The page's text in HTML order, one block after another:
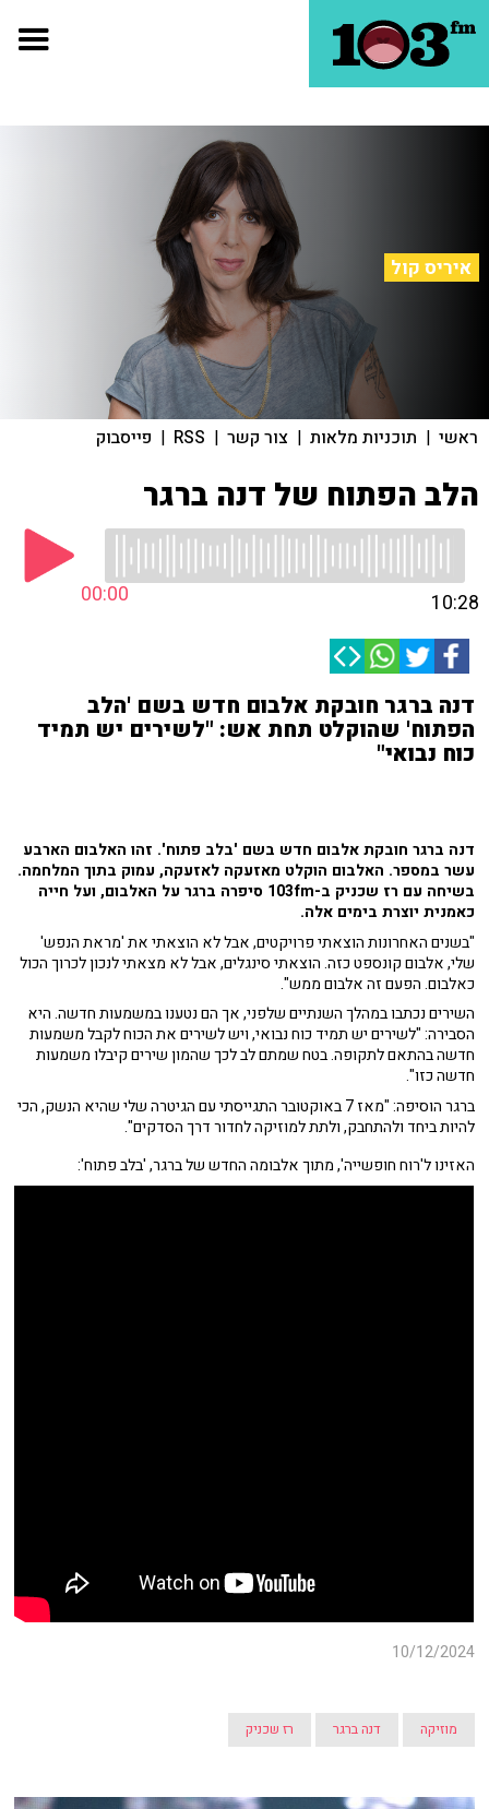
איריס קול
ראשי | תוכניות מלאות | צור קשר |
RSS
| פייסבוק
הלב הפתוח של דנה ברגר
00:00 10:28
דנה ברגר חובקת אלבום חדש בשם 'הלב
הפתוח' שהוקלט תחת אש: "לשירים יש תמיד
כוח נבואי"
דנה ברגר חובקת אלבום חדש בשם 'בלב פתוח'. זהו האלבום הארבע
עשר במספר. האלבום הוקלט מאזעקה לאזעקה, עמוק בתוך המלחמה.
בשיחה עם רז שכניק ב-103fm סיפרה ברגר על האלבום, ועל חייה
כאמנית יוצרת בימים אלה.
"בשנים האחרונות הוצאתי פרויקטים, אבל לא הוצאתי את 'מראת הנפש'
שלי, אלבום קונספט כזה. הוצאתי סינגלים, אבל לא מצאתי לנכון לכרוך הכול
כאלבום. הפעם זה אלבום ממש".
השירים נכתבו במהלך השנתיים שלפני, אך הם נטענו במשמעות חדשה. היא
הסבירה: "לשירים יש תמיד כוח נבואי, ויש לשירים את הכוח לקבל משמעות
חדשה בהתאם לתקופה. בטח שמתם לב לכך שהמון שירים קיבלו משמעות
חדשה כזו".
ברגר הוסיפה: "מאז 7 באוקטובר התגייסתי עם הגיטרה שלי שהיא הנשק, הכי
להיות ביחד ולהתחבק, ולתת למוזיקה לחדור דרך הסדקים".
האזינו ל'רוח חופשייה', מתוך אלבומה החדש של ברגר, 'בלב פתוח':
10/12/2024
מוזיקה דנה ברגר רז שכניק